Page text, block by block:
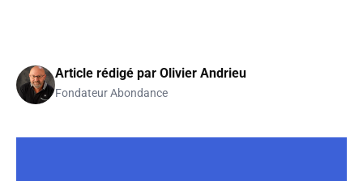
Article rédigé par Olivier Andrieu
Fondateur Abondance